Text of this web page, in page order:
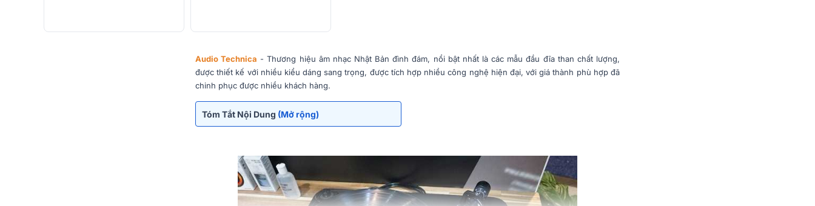
Audio Technica - Thương hiệu âm nhạc Nhật Bản đình đám, nổi bật nhất là các mẫu đầu đĩa than chất lượng,
được thiết kế với nhiều kiểu dáng sang trọng, được tích hợp nhiều công nghệ hiện đại, với giá thành phù hợp đã
chinh phục được nhiều khách hàng.
Tóm Tắt Nội Dung (Mở rộng)